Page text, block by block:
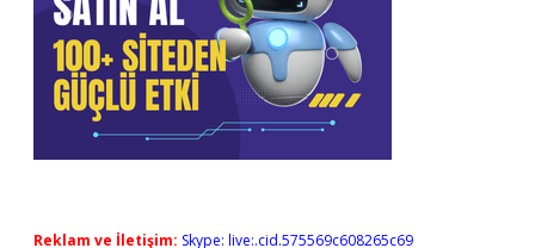
Reklam ve İletişim: Skype: live:.cid.575569c608265c69